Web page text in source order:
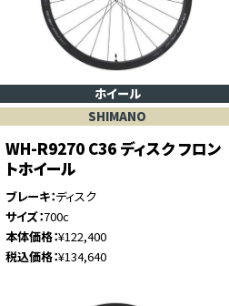
ホイール
SHIMANO
WH-R9270 C36 ディスク フロン
トホイール
ブレーキ ディスク
サイズ 700c
本体価格 ¥122,400
税込価格 ¥134,640